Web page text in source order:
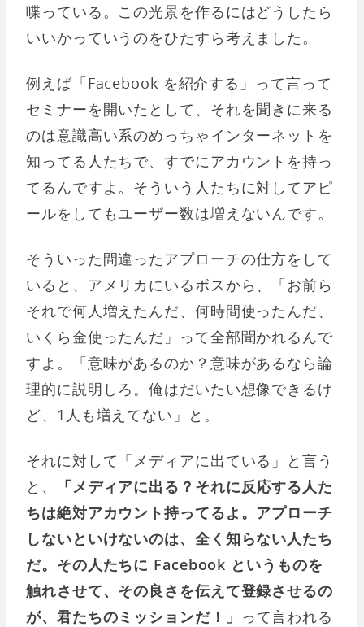
喋っている。この光景を作るにはどうしたら
いいかっていうのをひたすら考えました。
例えば「Facebook を紹介する」って言って
セミナーを開いたとして、それを聞きに来る
のは意識高い系のめっちゃインターネットを
知ってる人たちで、すでにアカウントを持っ
てるんですよ。そういう人たちに対してアピ
ールをしてもユーザー数は増えないんです。
そういった間違ったアプローチの仕方をして
いると、アメリカにいるボスから、「お前ら
それで何人増えたんだ、何時間使ったんだ、
いくら金使ったんだ」って全部聞かれるんで
すよ。「意味があるのか？意味があるなら論
理的に説明しろ。俺はだいたい想像できるけ
ど、1人も増えてない」と。
それに対して「メディアに出ている」と言う
と、
「メディアに出る？それに反応する人た
ちは絶対アカウント持ってるよ。アプローチ
しないといけないのは、全く知らない人たち
だ。その人たちに Facebook というものを
触れさせて、その良さを伝えて登録させるの
が、君たちのミッションだ！」 って言われる